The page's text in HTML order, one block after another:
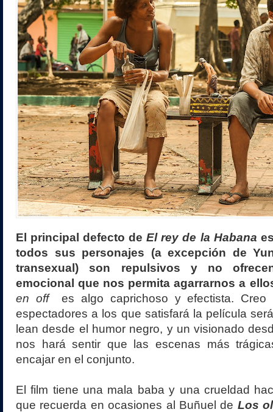
El principal defecto deEl rey de la Habana
todos sus personajes (a excepción de
transexual) son repulsivos y no
emocional que nos permita agarrarnos a
en offes algo caprichoso y efectista. Creo
espectadores a los que satisfará la película
lean desde el humor negro, y un visionado
nos hará sentir que las escenas más
encajar en el conjunto.
El film tiene una mala baba y una crueldad
que recuerda en ocasiones al Buñuel de Los